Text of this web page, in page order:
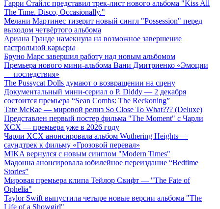
Гарри Стайлс представил трек-лист нового альбома "Kiss All
The Time. Disco, Occasionally."
Мелани Мартинес тизерит новый сингл "Possession" перед
выходом четвёртого альбома
Ариана Гранде намекнула на возможное завершение
гастрольной карьеры
Бруно Марс завершил работу над новым альбомом
Премьера нового мини-альбома Вани Дмитриенко «Эмоции
— последствия»
The Pussycat Dolls думают о возвращении на сцену
Документальный мини-сериал о P. Diddy — 2 декабря
состоится премьера “Sean Combs: The Reckoning”
Tate McRae — мировой релиз So Close To What??? (Deluxe)
Представлен первый постер фильма "The Moment" с Чарли
XCX — премьера уже в 2026 году
Чарли XCX анонсировала альбом Wuthering Heights —
саундтрек к фильму «Грозовой перевал»
MIKA вернулся с новым синглом "Modern Times"
Мадонна анонсировала юбилейное переиздание “Bedtime
Stories”
Мировая премьера клипа Тейлор Свифт — "The Fate of
Ophelia"
Taylor Swift выпустила четыре новые версии альбома "The
Life of a Showgirl"